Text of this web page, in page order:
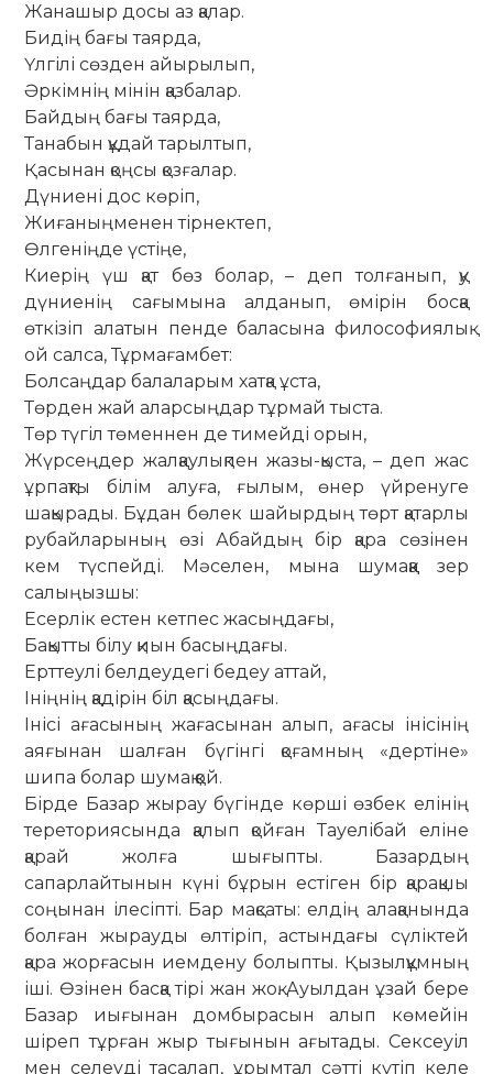
Жанашыр досы аз қалар.
Бидің бағы таярда,
Үлгілі сөзден айырылып,
Әркімнің мінін қазбалар.
Байдың бағы таярда,
Танабын құдай тарылтып,
Қасынан қоңсы қозғалар.
Дүниені дос көріп,
Жиғаныңменен тірнектеп,
Өлгеніңде үстіңе,
Киерің үш қат бөз болар, – деп толғанып, қу
дүниенің сағымына алданып, өмірін босқа
өткізіп алатын пенде баласына философиялық
ой салса, Тұрмағамбет:
Болсаңдар балаларым хатқа ұста,
Төрден жай аларсыңдар тұрмай тыста.
Төр түгіл төменнен де тимейді орын,
Жүрсеңдер жалқаулықпен жазы-қыста, – деп жас
ұрпақты білім алуға, ғылым, өнер үйренуге
шақырады. Бұдан бөлек шайырдың төрт қатарлы
рубайларының өзі Абайдың бір қара сөзінен
кем түспейді. Мәселен, мына шумаққа зер
салыңызшы:
Есерлік естен кетпес жасыңдағы,
Бақытты білу қиын басыңдағы.
Ерттеулі белдеудегі бедеу аттай,
Ініңнің қадірін біл қасыңдағы.
Інісі ағасының жағасынан алып, ағасы інісінің
аяғынан шалған бүгінгі қоғамның «дертіне»
шипа болар шумақ қой.
Бірде Базар жырау бүгінде көрші өзбек елінің
тереториясында қалып қойған Тауелібай еліне
қарай жолға шығыпты. Базардың
сапарлайтынын күні бұрын естіген бір қарақшы
соңынан ілесіпті. Бар мақсаты: елдің алақанында
болған жырауды өлтіріп, астындағы сүліктей
қара жорғасын иемдену болыпты. Қызылқұмның
іші. Өзінен басқа тірі жан жоқ. Ауылдан ұзай бере
Базар иығынан домбырасын алып көмейін
шіреп тұрған жыр тығынын ағытады. Сексеуіл
мен селеуді тасалап, ұрымтал сәтті күтіп келе